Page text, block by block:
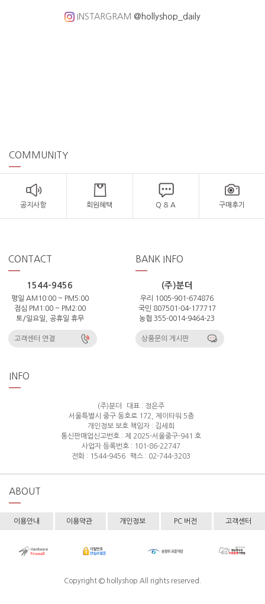
INSTARGRAM @hollyshop_daily
COMMUNITY
공지사항 회원혜택 Q & A 구매후기
CONTACT
1544-9456
평일 AM10:00 ~ PM5:00
점심 PM1:00 ~ PM2:00
토/일요일, 공휴일 휴무
고객센터 연결
BANK INFO
(주)분더
우리 1005-901-674876
국민 807501-04-177717
농협 355-0014-9464-23
상품문의 게시판
INFO
(주)분더
대표 : 정은주
서울특별시 중구 동호로 172, 제이타워 5층
개인정보 보호 책임자 : 김세희
통신판매업신고번호 : 제 2025-서울중구-941 호
사업자 등록번호 : 101-86-22747
전화 : 1544-9456
팩스 : 02-744-3203
ABOUT
이용안내 이용약관 개인정보 PC 버전 고객센터
Copyright © hollyshop All rights reserved.